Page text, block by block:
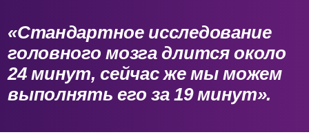
«Стандартное исследование
головного мозга длится около
24 минут, сейчас же мы можем
выполнять его за 19 минут».